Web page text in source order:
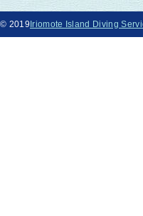
© 2019 Iriomote Island Diving